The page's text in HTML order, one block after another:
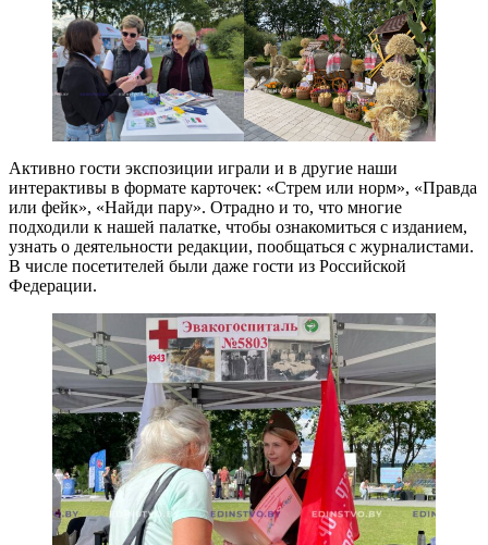
Активно гости экспозиции играли и в другие наши
интерактивы в формате карточек: «Стрем или норм», «Правда
или фейк», «Найди пару». Отрадно и то, что многие
подходили к нашей палатке, чтобы ознакомиться с изданием,
узнать о деятельности редакции, пообщаться с журналистами.
В числе посетителей были даже гости из Российской
Федерации.